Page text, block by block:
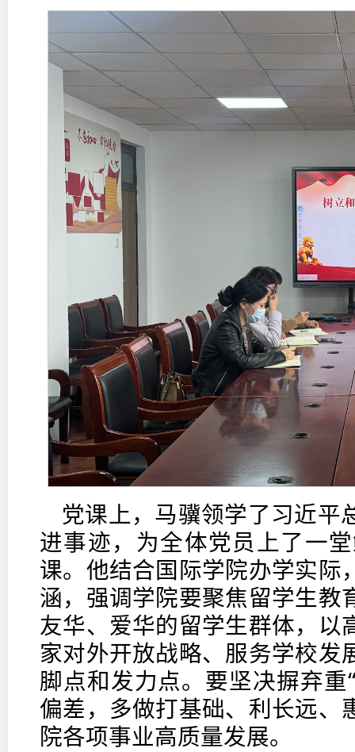
党课上，马骥领学了习近平
进事迹，为全体党员上了一
课。他结合国际学院办学实际
涵，强调学院要聚焦留学生教
友华、爱华的留学生群体，
家对外开放战略、服务学校
脚点和发力点。要坚决摒弃重
偏差，多做打基础、利长远、
院各项事业高质量发展。